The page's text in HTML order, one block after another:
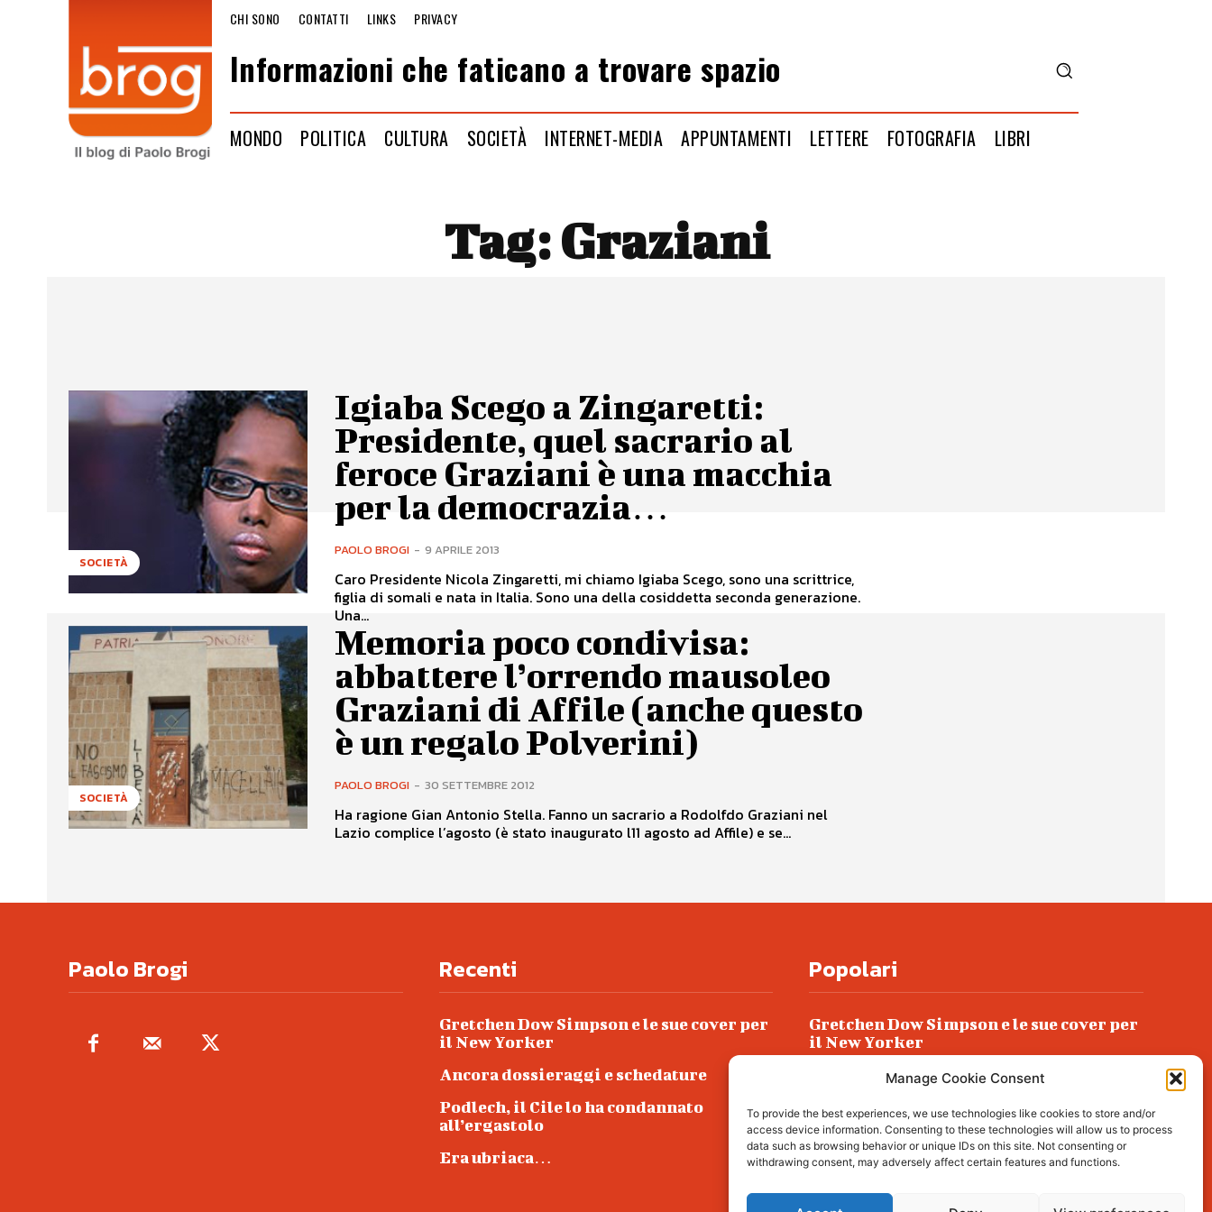
Manage Cookie Consent
To provide the best experiences, we use technologies like cookies to store and/or
access device information. Consenting to these technologies will allow us to process
data such as browsing behavior or unique IDs on this site. Not consenting or
withdrawing consent, may adversely affect certain features and functions.
CHI SONO CONTATTI LINKS PRIVACY
Informazioni che faticano a trovare spazio
MONDO POLITICA CULTURA SOCIETÀ INTERNET-MEDIA APPUNTAMENTI LETTERE FOTOGRAFIA LIBRI
Tag:Graziani
SOCIETÀ
Igiaba Scego a Zingaretti:
Presidente, quel sacrario al
feroce Graziani è una macchia
per la democrazia…
PAOLO BROGI - 9 APRILE 2013
Caro Presidente Nicola Zingaretti, mi chiamo Igiaba Scego, sono una scrittrice,
figlia di somali e nata in Italia. Sono una della cosiddetta seconda generazione.
Una...
SOCIETÀ
Memoria poco condivisa:
abbattere l’orrendo mausoleo
Graziani di Affile (anche questo
è un regalo Polverini)
PAOLO BROGI - 30 SETTEMBRE 2012
Ha ragione Gian Antonio Stella. Fanno un sacrario a Rodolfdo Graziani nel
Lazio complice l’agosto (è stato inaugurato l11 agosto ad Affile) e se...
Paolo Brogi Recenti
Gretchen Dow Simpson e le sue cover per
il New Yorker
Ancora dossieraggi e schedature
Podlech, il Cile lo ha condannato
all’ergastolo
Era ubriaca…
Popolari
Gretchen Dow Simpson e le sue cover per
il New Yorker
Ancora dossieraggi e schedature
Podlech, il Cile lo ha condannato
all’ergastolo
Era ubriaca…